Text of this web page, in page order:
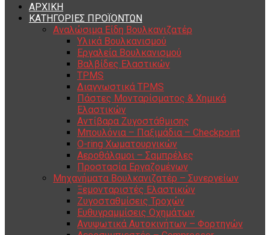
ΑΡΧΙΚΗ
ΚΑΤΗΓΟΡΙΕΣ ΠΡΟΪΟΝΤΩΝ
Αναλώσιμα Είδη Βουλκανιζατέρ
Υλικά Βουλκανισμού
Εργαλεία Βουλκανισμού
Βαλβίδες Ελαστικών
TPMS
Διαγνωστικά TPMS
Πάστες Μονταρίσματος & Χημικά
Ελαστικών
Αντίβαρα Ζυγοστάθμισης
Μπουλόνια – Παξιμάδια – Checkpoint
O-ring Χωματουργικών
Αεροθάλαμοι – Σαμπρέλες
Προστασία Εργαζομένων
Μηχανήματα Βουλκανιζατέρ – Συνεργείων
Ξεμονταριστές Ελαστικών
Ζυγοσταθμίσεις Τροχών
Ευθυγραμμίσεις Οχημάτων
Ανυψωτικά Αυτοκινήτων – Φορτηγών